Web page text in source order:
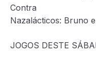
Contra
Nazalácticos: Bruno
JOGOS DESTE